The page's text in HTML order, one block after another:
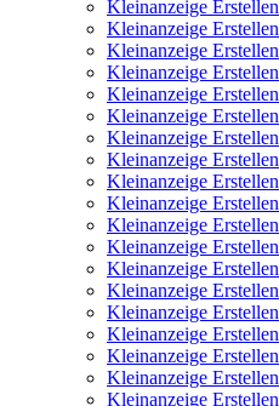
Kleinanzeige Erstellen
Kleinanzeige Erstellen
Kleinanzeige Erstellen
Kleinanzeige Erstellen
Kleinanzeige Erstellen
Kleinanzeige Erstellen
Kleinanzeige Erstellen
Kleinanzeige Erstellen
Kleinanzeige Erstellen
Kleinanzeige Erstellen
Kleinanzeige Erstellen
Kleinanzeige Erstellen
Kleinanzeige Erstellen
Kleinanzeige Erstellen
Kleinanzeige Erstellen
Kleinanzeige Erstellen
Kleinanzeige Erstellen
Kleinanzeige Erstellen
Kleinanzeige Erstellen